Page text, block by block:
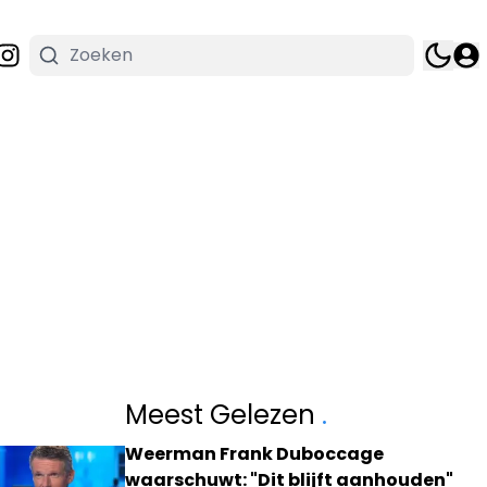
Meest Gelezen .
Weerman Frank Duboccage
waarschuwt: "Dit blijft aanhouden"